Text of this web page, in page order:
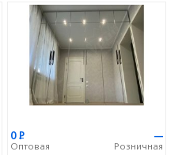
0Р
Оптовая
—
Розничная